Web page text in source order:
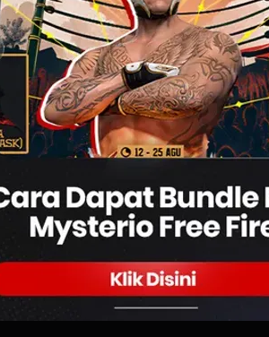
gaming cukup vital sebab dapat
selama berjam-jam. Jadi, jika
gaming yang nyaman.